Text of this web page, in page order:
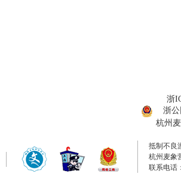
浙
浙公
杭州
抵制不良
杭州麦象
联系电话